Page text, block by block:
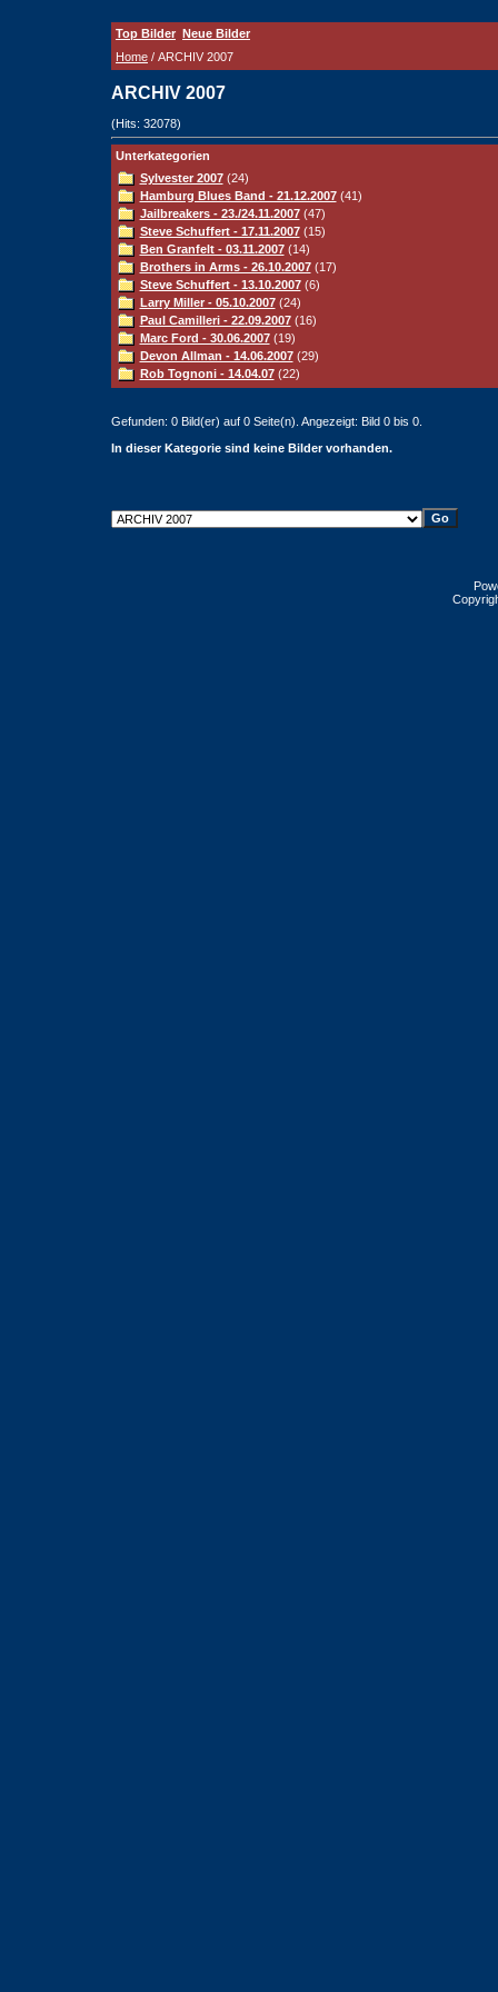
Top Bilder Neue Bilder
Home / ARCHIV 2007
ARCHIV 2007
(Hits: 32078)
Unterkategorien
Sylvester 2007(24)
Hamburg Blues Band - 21.12.2007(41)
Jailbreakers - 23./24.11.2007(47)
Steve Schuffert - 17.11.2007(15)
Ben Granfelt - 03.11.2007(14)
Brothers in Arms - 26.10.2007(17)
Steve Schuffert - 13.10.2007(6)
Larry Miller - 05.10.2007(24)
Paul Camilleri - 22.09.2007(16)
Marc Ford - 30.06.2007(19)
Devon Allman - 14.06.2007(29)
Rob Tognoni - 14.04.07(22)
Gefunden: 0 Bild(er) auf 0 Seite(n). Angezeigt: Bild 0 bis 0.
In dieser Kategorie sind keine Bilder vorhanden.